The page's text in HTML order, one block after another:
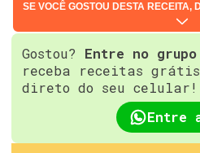
SE VOCÊ GOSTOU DESTA RECEITA,
Gostou? Entre no grupo
receba receitas
direto do seu celular!
Entre